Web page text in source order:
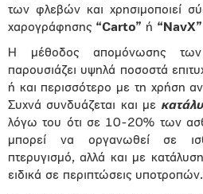
των φλεβών και χρησιμοποιεί
χαρογράφησης “Carto” ή “ NavX”
Η μέθοδος απομόνωσης
παρουσιάζει υψηλά ποσοστά
ή και περισσότερο με τη χρήση
Συχνά συνδυάζεται και με
λόγω του ότι σε 10-20% των
μπορεί να οργανωθεί σε
πτερυγισμό, αλλά και με
ειδικά σε περιπτώσεις υποτροπών.